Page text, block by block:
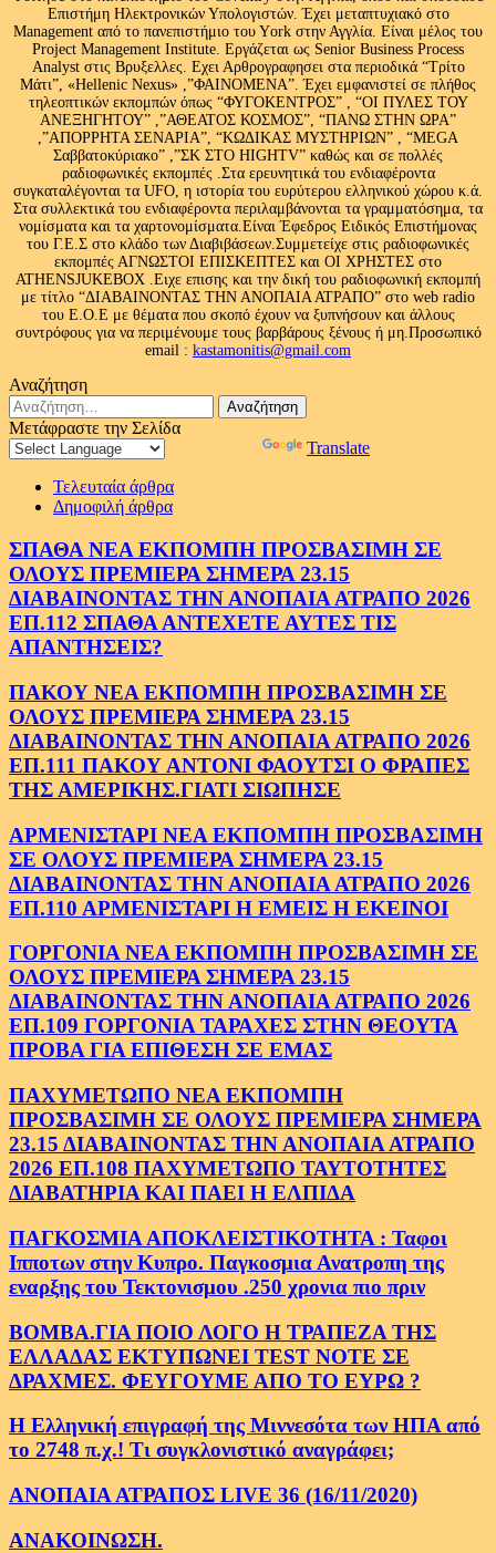
Επιστήμη Ηλεκτρονικών Υπολογιστών. Έχει μεταπτυχιακό στο
Management από το πανεπιστήμιο του Υork στην Αγγλία. Είναι μέλος του
Project Management Institute. Εργάζεται ως Senior Business Process
Analyst στις Βρυξελλες. Εχει Αρθρογραφησει στα περιοδικά “Τρίτο
Μάτι”, «Hellenic Nexus» ,”ΦΑΙΝΟΜΕΝΑ”. Έχει εμφανιστεί σε πλήθος
τηλεοπτικών εκπομπών όπως “ΦΥΓΟΚΕΝΤΡΟΣ” , “ΟΙ ΠΥΛΕΣ ΤΟΥ
ΑΝΕΞΗΓΗΤΟΥ” ,”ΑΘΕΑΤΟΣ ΚΟΣΜΟΣ”, “ΠΑΝΩ ΣΤΗΝ ΩΡΑ”
,”ΑΠΟΡΡΗΤΑ ΣΕΝΑΡΙΑ”, “ΚΩΔΙΚΑΣ ΜΥΣΤΗΡΙΩΝ” , “MEGA
Σαββατοκύριακο” ,”ΣΚ ΣΤΟ HIGHTV” καθώς και σε πολλές
ραδιοφωνικές εκπομπές .Στα ερευνητικά του ενδιαφέροντα
συγκαταλέγονται τα UFO, η ιστορία του ευρύτερου ελληνικού χώρου κ.ά.
Στα συλλεκτικά του ενδιαφέροντα περιλαμβάνονται τα γραμματόσημα, τα
νομίσματα και τα χαρτονομίσματα.Είναι Έφεδρος Ειδικός Επιστήμονας
του Γ.Ε.Σ στο κλάδο των Διαβιβάσεων.Συμμετείχε στις ραδιοφωνικές
εκπομπές ΑΓΝΩΣΤΟΙ ΕΠΙΣΚΕΠΤΕΣ και ΟΙ ΧΡΗΣΤΕΣ στο
ATHENSJUKEBOX .Ειχε επισης και την δική του ραδιοφωνική εκπομπή
με τίτλο “ΔΙΑΒΑΙΝΟΝΤΑΣ ΤΗΝ ΑΝΟΠΑΙΑ ΑΤΡΑΠΟ” στο web radio
του Ε.Ο.Ε με θέματα που σκοπό έχουν να ξυπνήσουν και άλλους
συντρόφους για να περιμένουμε τους βαρβάρους ξένους ή μη.Προσωπικό
email : kastamonitis@gmail.com
Αναζήτηση
Αναζήτηση
για:
Μετάφραστε την Σελίδα
Translate
Τελευταία άρθρα
Δημοφιλή άρθρα
ΣΠΑΘΑ ΝΕΑ ΕΚΠΟΜΠΗ ΠΡΟΣΒΑΣΙΜΗ ΣΕ
ΟΛΟΥΣ ΠΡΕΜΙΕΡΑ ΣΗΜΕΡΑ 23.15
ΔΙΑΒΑΙΝΟΝΤΑΣ ΤΗΝ ΑΝΟΠΑΙΑ ΑΤΡΑΠΟ 2026
ΕΠ.112 ΣΠΑΘΑ ΑΝΤΕΧΕΤΕ ΑΥΤΕΣ ΤΙΣ
ΑΠΑΝΤΗΣΕΙΣ?
ΠΑΚΟΥ ΝΕΑ ΕΚΠΟΜΠΗ ΠΡΟΣΒΑΣΙΜΗ ΣΕ
ΟΛΟΥΣ ΠΡΕΜΙΕΡΑ ΣΗΜΕΡΑ 23.15
ΔΙΑΒΑΙΝΟΝΤΑΣ ΤΗΝ ΑΝΟΠΑΙΑ ΑΤΡΑΠΟ 2026
ΕΠ.111 ΠΑΚΟΥ ΑΝΤΟΝΙ ΦΑΟΥΤΣΙ Ο ΦΡΑΠΕΣ
ΤΗΣ ΑΜΕΡΙΚΗΣ.ΓΙΑΤΙ ΣΙΩΠΗΣΕ
ΑΡΜΕΝΙΣΤΑΡΙ ΝΕΑ ΕΚΠΟΜΠΗ ΠΡΟΣΒΑΣΙΜΗ
ΣΕ ΟΛΟΥΣ ΠΡΕΜΙΕΡΑ ΣΗΜΕΡΑ 23.15
ΔΙΑΒΑΙΝΟΝΤΑΣ ΤΗΝ ΑΝΟΠΑΙΑ ΑΤΡΑΠΟ 2026
ΕΠ.110 ΑΡΜΕΝΙΣΤΑΡΙ Η ΕΜΕΙΣ Η ΕΚΕΙΝΟΙ
ΓΟΡΓΟΝΙΑ ΝΕΑ ΕΚΠΟΜΠΗ ΠΡΟΣΒΑΣΙΜΗ ΣΕ
ΟΛΟΥΣ ΠΡΕΜΙΕΡΑ ΣΗΜΕΡΑ 23.15
ΔΙΑΒΑΙΝΟΝΤΑΣ ΤΗΝ ΑΝΟΠΑΙΑ ΑΤΡΑΠΟ 2026
ΕΠ.109 ΓΟΡΓΟΝΙΑ ΤΑΡΑΧΕΣ ΣΤΗΝ ΘΕΟΥΤΑ
ΠΡΟΒΑ ΓΙΑ ΕΠΙΘΕΣΗ ΣΕ ΕΜΑΣ
ΠΑΧΥΜΕΤΩΠΟ ΝΕΑ ΕΚΠΟΜΠΗ
ΠΡΟΣΒΑΣΙΜΗ ΣΕ ΟΛΟΥΣ ΠΡΕΜΙΕΡΑ ΣΗΜΕΡΑ
23.15 ΔΙΑΒΑΙΝΟΝΤΑΣ ΤΗΝ ΑΝΟΠΑΙΑ ΑΤΡΑΠΟ
2026 ΕΠ.108 ΠΑΧΥΜΕΤΩΠΟ ΤΑΥΤΟΤΗΤΕΣ
ΔΙΑΒΑΤΗΡΙΑ ΚΑΙ ΠΑΕΙ Η ΕΛΠΙΔΑ
ΠΑΓΚΟΣΜΙΑ ΑΠΟΚΛΕΙΣΤΙΚΟΤΗΤΑ : Ταφοι
Ιπποτων στην Κυπρο. Παγκοσμια Ανατροπη της
εναρξης του Τεκτονισμου .250 χρονια πιο πριν
ΒΟΜΒΑ.ΓΙΑ ΠΟΙΟ ΛΟΓΟ Η ΤΡΑΠΕΖΑ ΤΗΣ
ΕΛΛΑΔΑΣ ΕΚΤΥΠΩΝΕΙ TEST NOTE ΣΕ
ΔΡΑΧΜΕΣ. ΦΕΥΓΟΥΜΕ ΑΠΟ ΤΟ ΕΥΡΩ ?
Η Ελληνική επιγραφή της Μιννεσότα των ΗΠΑ από
το 2748 π.χ.! Τι συγκλονιστικό αναγράφει;
ΑΝΟΠΑΙΑ ΑΤΡΑΠΟΣ LIVE 36 (16/11/2020)
ΑΝΑΚΟΙΝΩΣΗ.